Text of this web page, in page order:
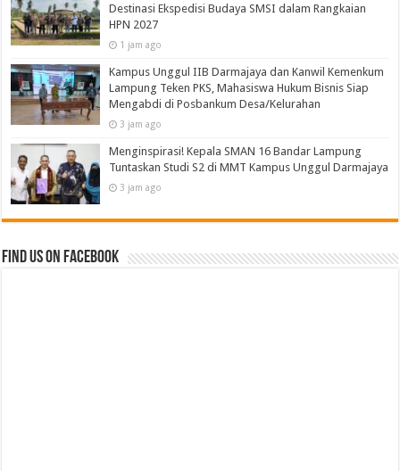
Destinasi Ekspedisi Budaya SMSI dalam Rangkaian
HPN 2027
1 jam ago
Kampus Unggul IIB Darmajaya dan Kanwil Kemenkum
Lampung Teken PKS, Mahasiswa Hukum Bisnis Siap
Mengabdi di Posbankum Desa/Kelurahan
3 jam ago
Menginspirasi! Kepala SMAN 16 Bandar Lampung
Tuntaskan Studi S2 di MMT Kampus Unggul Darmajaya
3 jam ago
Find us on Facebook